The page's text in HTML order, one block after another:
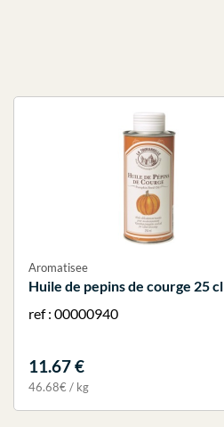
Aromatisee
Huile de pepins de courge 25 cl
ref : 00000940
11.67 €
46.68€ / kg